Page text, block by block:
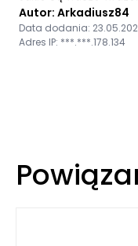
Autor: Arkadiusz84
Data dodania:
Adres IP: ***.***.178.134